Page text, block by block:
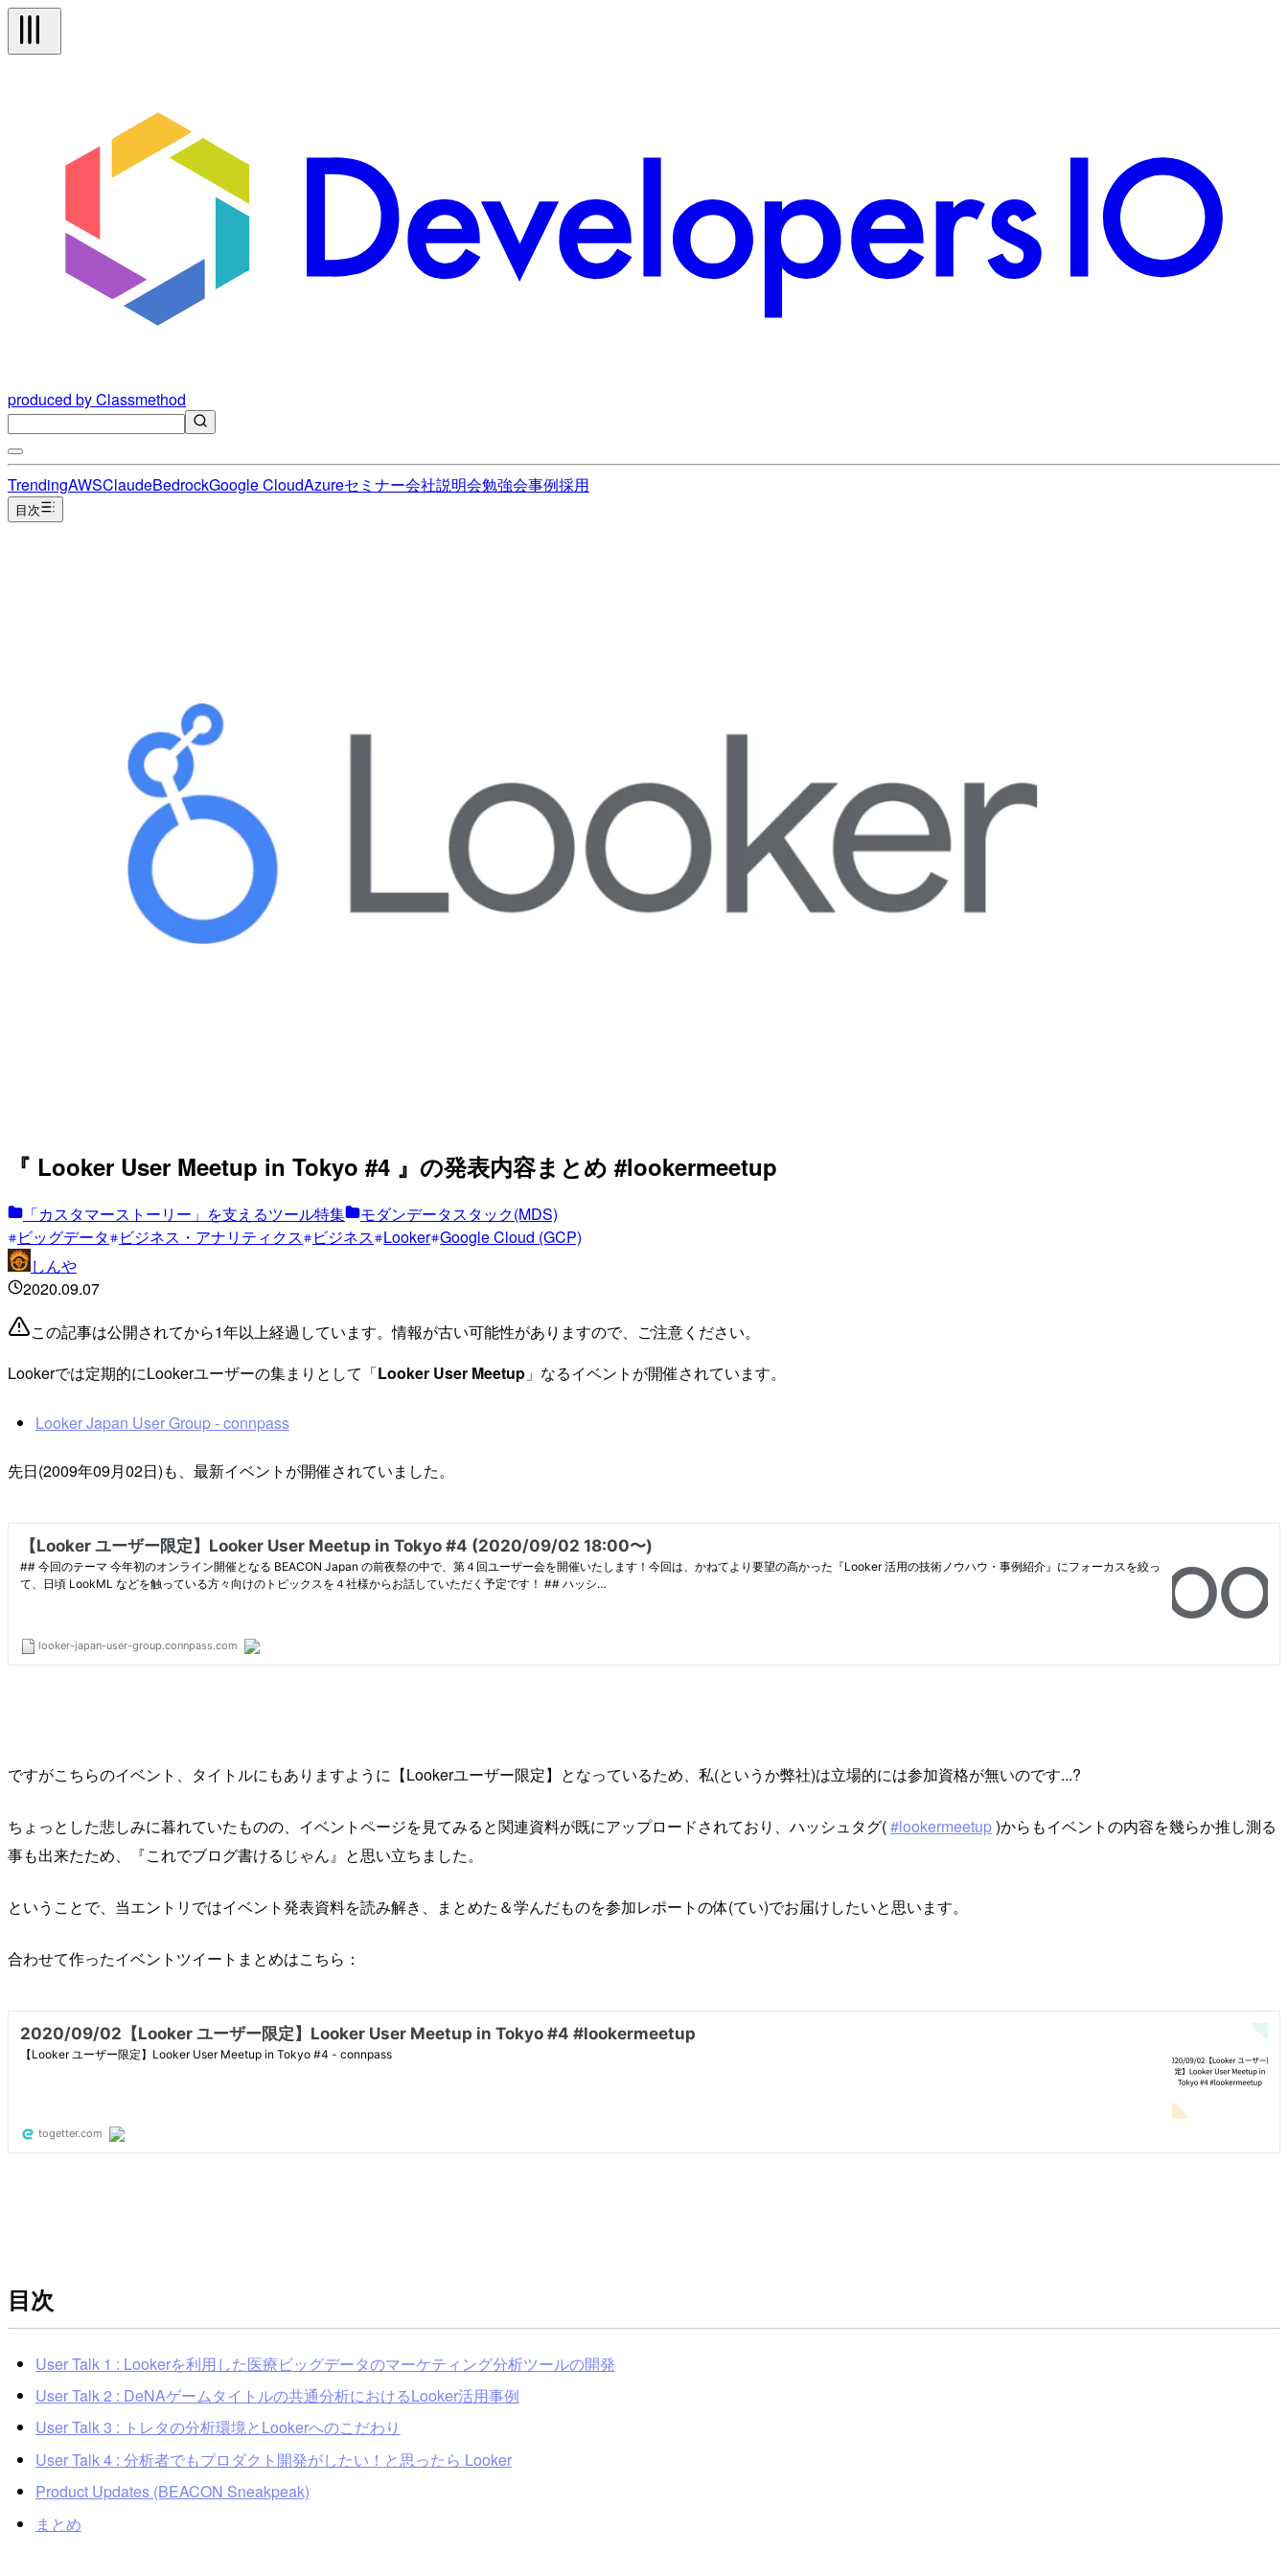
produced by Classmethod
TrendingAWSClaudeBedrockGoogle CloudAzureセミナー会社説明会勉強会事例採用
目次
『 Looker User Meetup in Tokyo #4 』の発表内容まとめ #lookermeetup
「カスタマーストーリー」を支えるツール特集
モダンデータスタック(MDS)
ビッグデータ
ビジネス・アナリティクス ビジネス Looker Google Cloud (GCP)
しんや
2020.09.07
この記事は公開されてから1年以上経過しています。情報が古い可能性がありますので、ご注意ください。
Lookerでは定期的にLookerユーザーの集まりとして「Looker User Meetup 」なるイベントが開催されています。
Looker Japan User Group - connpass
先日(2009年09月02日)も、最新イベントが開催されていました。
ですがこちらのイベント、タイトルにもありますように【Lookerユーザー限定】となっているため、私(というか弊社)は立場的には参加資格が無いのです...?
ちょっとした悲しみに暮れていたものの、イベントページを見てみると関連資料が既にアップロードされており、ハッシュタグ(#lookermeetup)からもイベントの内容を幾らか推し測る
事も出来たため、『これでブログ書けるじゃん』と思い立ちました。
ということで、当エントリではイベント発表資料を読み解き、まとめた＆学んだものを参加レポートの体(てい)でお届けしたいと思います。
合わせて作ったイベントツイートまとめはこちら：
目次
User Talk 1 : Lookerを利用した医療ビッグデータのマーケティング分析ツールの開発
User Talk 2 : DeNAゲームタイトルの共通分析におけるLooker活用事例
User Talk 3 : トレタの分析環境とLookerへのこだわり
User Talk 4 : 分析者でもプロダクト開発がしたい！と思ったら Looker
Product Updates (BEACON Sneakpeak)
まとめ